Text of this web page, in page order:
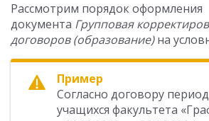
Рассмотрим порядок оформления
документа Групповая
договоров (образование)на
Пример
Согласно договору
учащихся факультета